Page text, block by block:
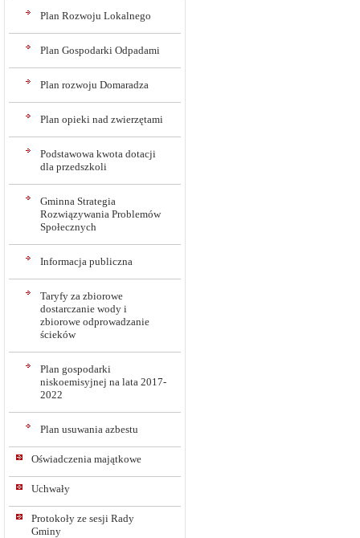
Plan Rozwoju Lokalnego
Plan Gospodarki Odpadami
Plan rozwoju Domaradza
Plan opieki nad zwierzętami
Podstawowa kwota dotacji
dla przedszkoli
Gminna Strategia
Rozwiązywania Problemów
Społecznych
Informacja publiczna
Taryfy za zbiorowe
dostarczanie wody i
zbiorowe odprowadzanie
ścieków
Plan gospodarki
niskoemisyjnej na lata 2017-
2022
Plan usuwania azbestu
Oświadczenia majątkowe
Uchwały
Protokoły ze sesji Rady
Gminy